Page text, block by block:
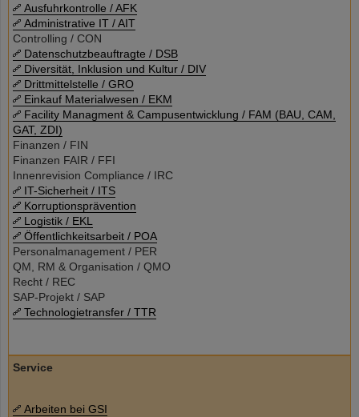
Ausfuhrkontrolle / AFK
Administrative IT / AIT
Controlling / CON
Datenschutzbeauftragte / DSB
Diversität, Inklusion und Kultur / DIV
Drittmittelstelle / GRO
Einkauf Materialwesen / EKM
Facility Managment & Campusentwicklung / FAM (BAU, CAM,
GAT, ZDI)
Finanzen / FIN
Finanzen FAIR / FFI
Innenrevision Compliance / IRC
IT-Sicherheit / ITS
Korruptionsprävention
Logistik / EKL
Öffentlichkeitsarbeit / POA
Personalmanagement / PER
QM, RM & Organisation / QMO
Recht / REC
SAP-Projekt / SAP
Technologietransfer / TTR
Service
Arbeiten bei GSI